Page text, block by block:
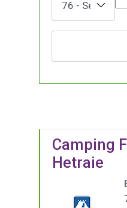
Camping
Hetraie